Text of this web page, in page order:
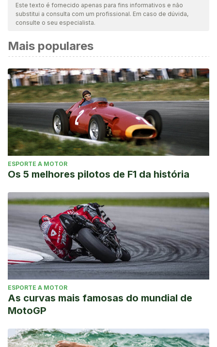
Este texto é fornecido apenas para fins informativos e não
substitui a consulta com um profissional. Em caso de dúvida,
consulte o seu especialista.
Mais populares
ESPORTE A MOTOR
Os 5 melhores pilotos de F1 da história
ESPORTE A MOTOR
As curvas mais famosas do mundial de
MotoGP